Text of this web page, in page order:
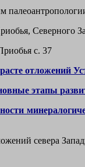
Северного
с. 37
отложений
этапы
севера